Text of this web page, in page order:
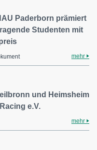
Paderborn prämiert
Studenten mit
mehr
und Heimsheim
e.V.
mehr